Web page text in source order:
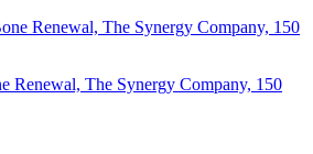
Renewal, The Synergy Company, 150